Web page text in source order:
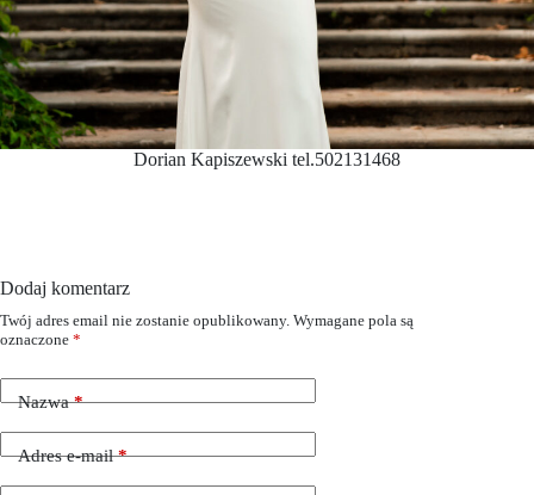
Dorian Kapiszewski tel.502131468
Dodaj komentarz
Twój adres email nie zostanie opublikowany. Wymagane pola są
oznaczone *
Nazwa*
Adres e-mail*